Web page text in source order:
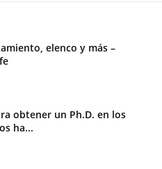
elenco y más –
obtener un Ph.D. en los
ha...